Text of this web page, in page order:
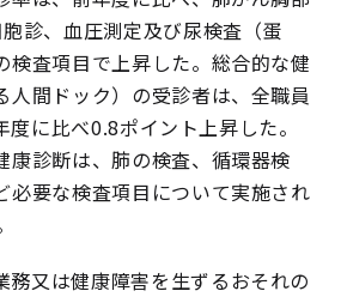
診、血圧測定及び尿検査（蛋
検査項目で上昇した。総合的な健
人間ドック）の受診者は、全職員
に比べ0.8ポイント上昇した。
康診断は、肺の検査、循環器検
必要な検査項目について実施され
務又は健康障害を生ずるおそれの